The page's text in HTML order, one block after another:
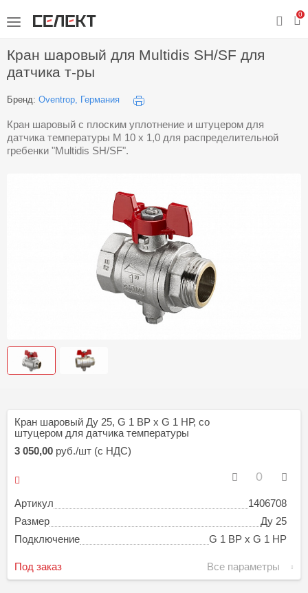
0
Кран шаровый для Multidis SH/SF для
датчика т-ры
Бренд: Oventrop, Германия
Кран шаровый с плоским уплотнение и штуцером для
датчика температуры M 10 x 1,0 для распределительной
гребенки "Multidis SH/SF".
Кран шаровый Ду 25, G 1 ВР х G 1 НР, со
штуцером для датчика температуры
Артикул
1406708
Размер
Ду 25
Подключение
G 1 ВР х G 1 НР
3 050,00 руб./шт (с НДС)
Под заказ Все параметры